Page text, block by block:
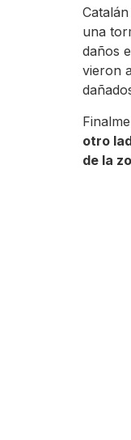
una
daños
vieron
otro
de la